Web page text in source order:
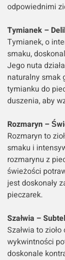
odpowiednimi
Tymianek –
Tymianek, o
smaku,
Jego nuta
naturalny smak
tymianku do
duszenia, aby
Rozmaryn –
Rozmaryn to
smaku i
rozmarynu z
świeżości
jest doskonały
pieczarek.
Szałwia –
Szałwia to
wykwintności
doskonale